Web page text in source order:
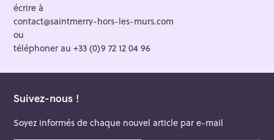
écrire à
contact@saintmerry-hors-les-murs.com
ou
téléphoner au +33 (0)9 72 12 04 96
Suivez-nous !
Soyez informés de chaque nouvel article par e-mail